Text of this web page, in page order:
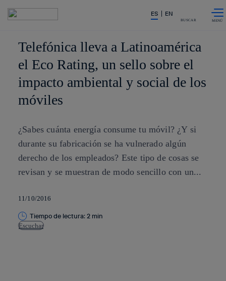
La acción en accionistas e
ES EN
BUSCAR
Telefónica lleva a Latinoamérica
el Eco Rating, un sello sobre el
impacto ambiental y social de los
móviles
¿Sabes cuánta energía consume tu móvil? ¿Y si
durante su fabricación se ha vulnerado algún
derecho de los empleados? Este tipo de cosas se
revisan y se muestran de modo sencillo con un...
11/10/2016
Tiempo de lectura: 2 min
Escuchar